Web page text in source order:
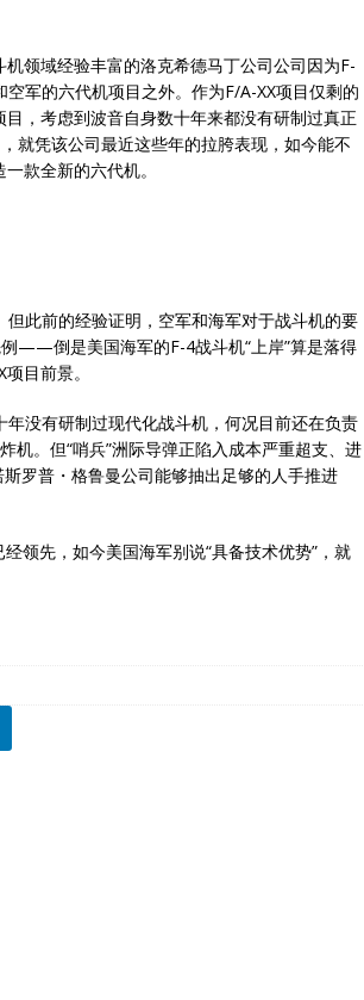
领域经验丰富的洛克希德马丁公司公司因为F-
军的六代机项目之外。作为F/A-XX项目仅剩的
，考虑到波音自身数十年来都没有研制过真正
就凭该公司最近这些年的拉胯表现，如今能不
款全新的六代机。
此前的经验证明，空军和海军对于战斗机的要
——倒是美国海军的F-4战斗机“上岸”算是落得
目前景。
没有研制过现代化战斗机，何况目前还在负责
机。但“哨兵”洲际导弹正陷入成本严重超支、进
罗普・格鲁曼公司能够抽出足够的人手推进
领先，如今美国海军别说“具备技术优势”，就